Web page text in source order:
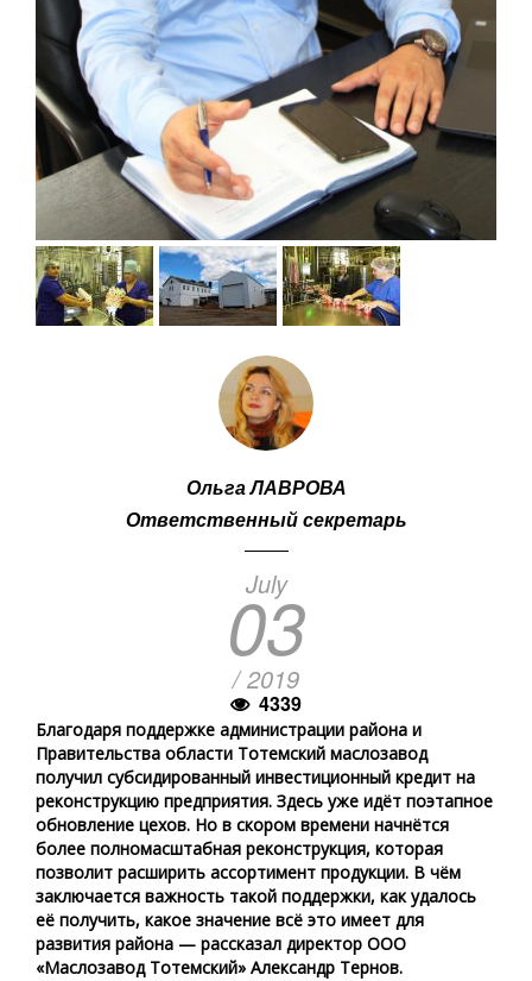
Ольга ЛАВРОВА
Ответственный секретарь
July
03
/ 2019
4339
Благодаря поддержке администрации района и
Правительства области Тотемский маслозавод
получил субсидированный инвестиционный кредит на
реконструкцию предприятия. Здесь уже идёт поэтапное
обновление цехов. Но в скором времени начнётся
более полномасштабная реконструкция, которая
позволит расширить ассортимент продукции. В чём
заключается важность такой поддержки, как удалось
её получить, какое значение всё это имеет для
развития района — рассказал директор ООО
«Маслозавод Тотемский» Александр Тернов.